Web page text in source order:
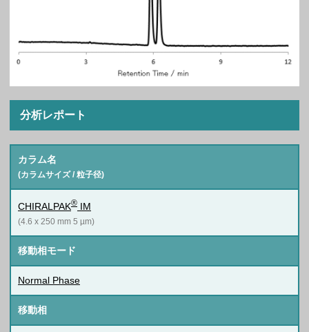
分析レポート
カラム名
(カラムサイズ / 粒子径)
CHIRALPAK® IM
(4.6 x 250 mm 5 µm)
移動相モード
Normal Phase
移動相